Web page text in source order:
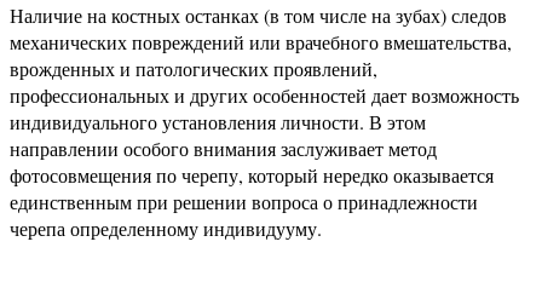
Наличие на костных останках (в том числе на зубах) следов
механических повреждений или врачебного вмешательства,
врожденных и патологических проявлений,
профессиональных и других особенностей дает возможность
индивидуального установления личности. В этом
направлении особого внимания заслуживает метод
фотосовмещения по черепу, который нередко оказывается
единственным при решении вопроса о принадлежности
черепа определенному индивидууму.